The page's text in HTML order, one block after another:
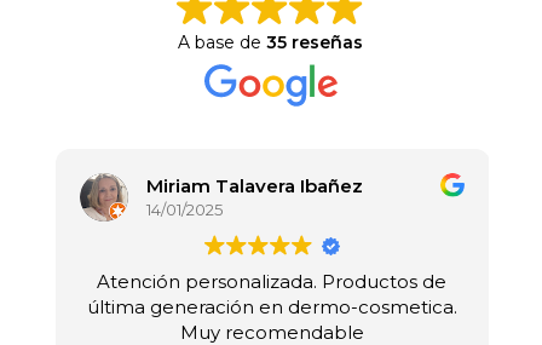
A base de35 reseñas
Miriam Talavera Ibañez
14/01/2025
Atención personalizada. Productos de
última generación en dermo-cosmetica.
Muy recomendable